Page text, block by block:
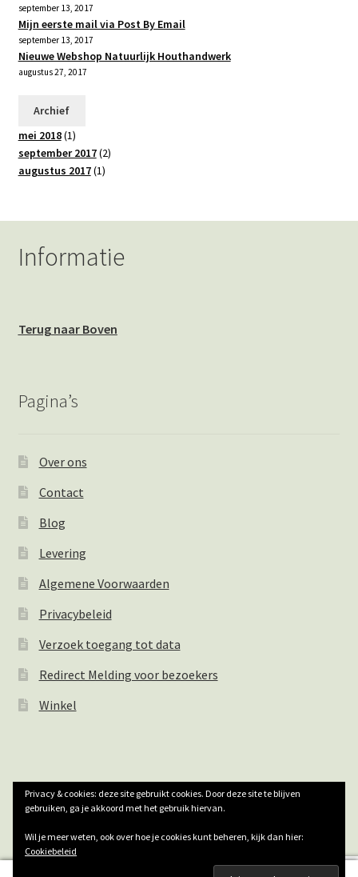
september 13, 2017
Mijn eerste mail via Post By Email
september 13, 2017
Nieuwe Webshop Natuurlijk Houthandwerk
augustus 27, 2017
Archief
mei 2018(1)
september 2017(2)
augustus 2017(1)
Informatie
Terug naar Boven
Pagina’s
Over ons
Contact
Blog
Levering
Algemene Voorwaarden
Privacybeleid
Verzoek toegang tot data
Redirect Melding voor bezoekers
Winkel
© Natuurlijk Houthandwerk 2026
Privacy & cookies: deze site gebruikt cookies. Door deze site te blijven
gebruiken, ga je akkoord met het gebruik hiervan.
Wil je meer weten, ook over hoe je cookies kunt beheren, kijk dan hier:
Cookiebeleid